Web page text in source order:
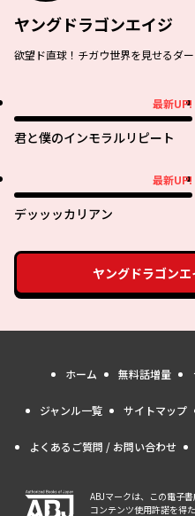
ヤングドラゴンエイジ
欲望ド直球！チガウ世界を見せるダー
最新UP!
君と僕のインモラルリピート
最新UP!
デッッッカリアン
ヤングドラゴンエ
ホーム 無料話増量
ジャンル一覧 サイトマップ
よくあるご質問 / お問い合わせ
ABJマークは、この電子
コンテンツ使用許諾を得